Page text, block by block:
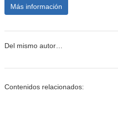
Más información
Del mismo autor…
Contenidos relacionados: